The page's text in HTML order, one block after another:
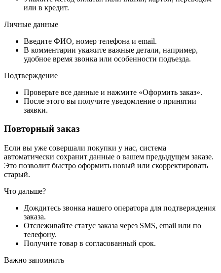
или в кредит.
Личные данные
Введите ФИО, номер телефона и email.
В комментарии укажите важные детали, например,
удобное время звонка или особенности подъезда.
Подтверждение
Проверьте все данные и нажмите «Оформить заказ».
После этого вы получите уведомление о принятии
заявки.
Повторный заказ
Если вы уже совершали покупки у нас, система
автоматически сохранит данные о вашем предыдущем заказе.
Это позволит быстро оформить новый или скорректировать
старый.
Что дальше?
Дождитесь звонка нашего оператора для подтверждения
заказа.
Отслеживайте статус заказа через SMS, email или по
телефону.
Получите товар в согласованный срок.
Важно запомнить